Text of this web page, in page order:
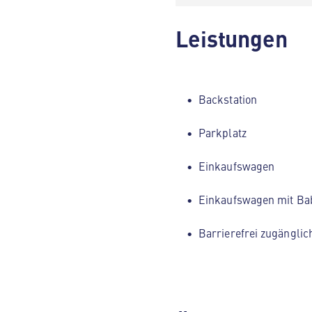
Leistungen
Backstation
Parkplatz
Einkaufswagen
Einkaufswagen mit
Barrierefrei